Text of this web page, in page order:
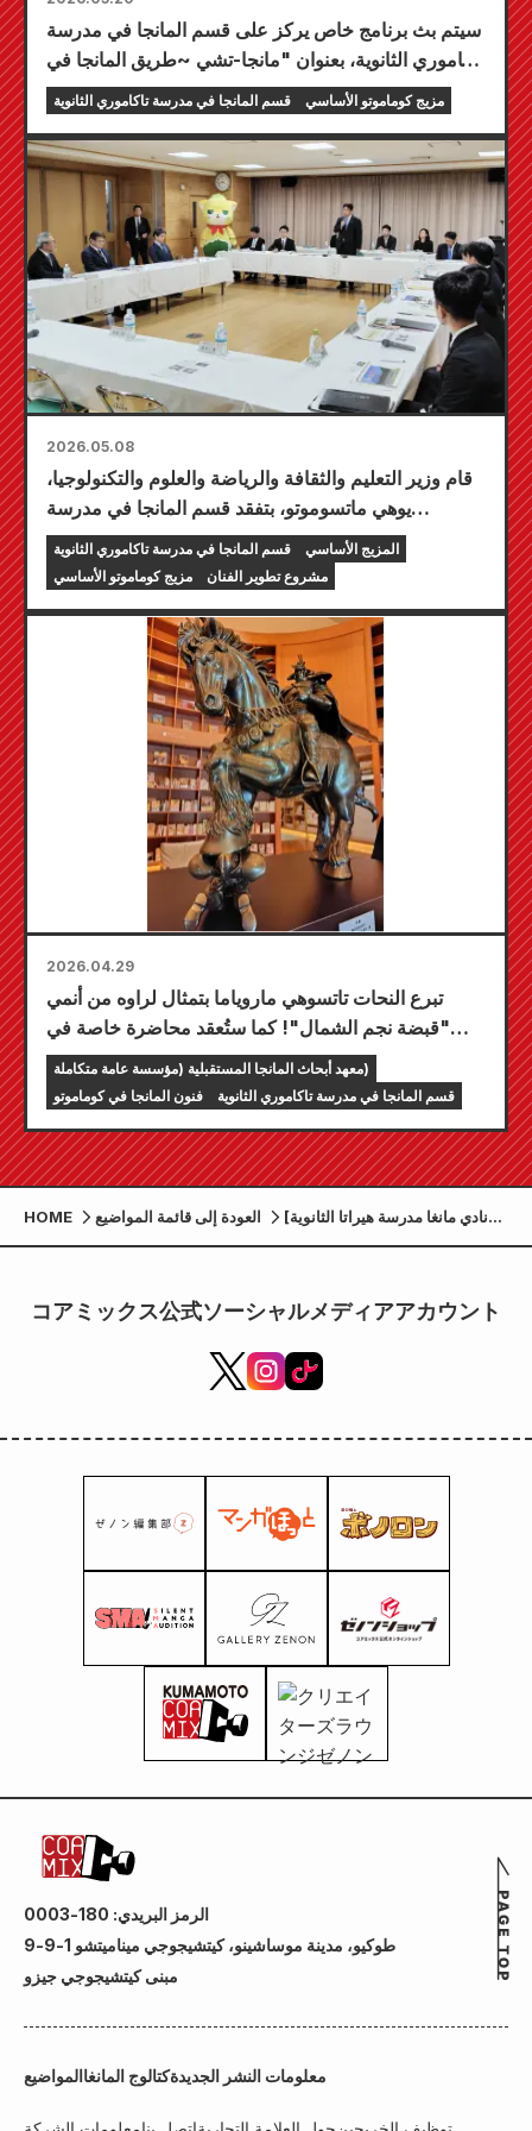
سيتم بث برنامج خاص يركز على قسم المانجا في مدرسة
تاكاموري الثانوية، بعنوان "مانجا-تشي ~طريق المانجا في
عصر ريوا~"، على محطات مختلفة في كيوشو وأوكيناوا،
وكذلك على قناة TVer!
قسم المانجا في مدرسة تاكاموري الثانوية مزيج كوماموتو الأساسي
2026.05.08
قام وزير التعليم والثقافة والرياضة والعلوم والتكنولوجيا،
يوهي ماتسوموتو، بتفقد قسم المانجا في مدرسة
تاكاموري الثانوية.
قسم المانجا في مدرسة تاكاموري الثانوية
المزيج الأساسي
مزيج كوماموتو الأساسي
مشروع تطوير الفنان
2026.04.29
تبرع النحات تاتسوهي ماروياما بتمثال لراوه من أنمي
"قبضة نجم الشمال"! كما ستُعقد محاضرة خاصة في
معهد أبحاث المانجا المستقبلية (مؤسسة عامة متكاملة)
فنون المانجا في كوماموتو
قسم المانجا في مدرسة تاكاموري الثانوية
HOME العودة إلى قائمة المواضيع
[نادي مانغا مدرسة هيراتا الثانوية
ومدرسة تاكاموري الثانوية] ملصقات
معروضة في مطار أسو كوماموتو!
コアミックス公式ソーシャルメディアアカウント
الرمز البريدي: 180-0003
طوكيو، مدينة موساشينو، كيتشيجوجي ميناميتشو 1-9-9
مبنى كيتشيجوجي جيزو
المواضيع كتالوج المانغامعلومات النشر الجديدة